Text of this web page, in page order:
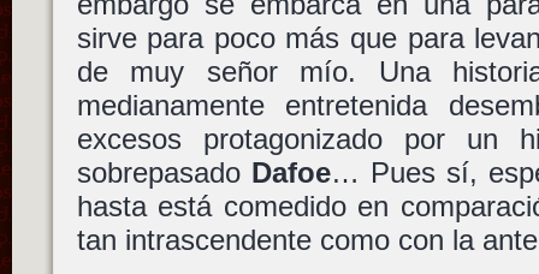
sirve para poco más que para
de muy señor mío. Una
medianamente entretenida
excesos protagonizado por un
sobrepasado Dafoe… Pues sí,
hasta está comedido en
tan intrascendente como con la